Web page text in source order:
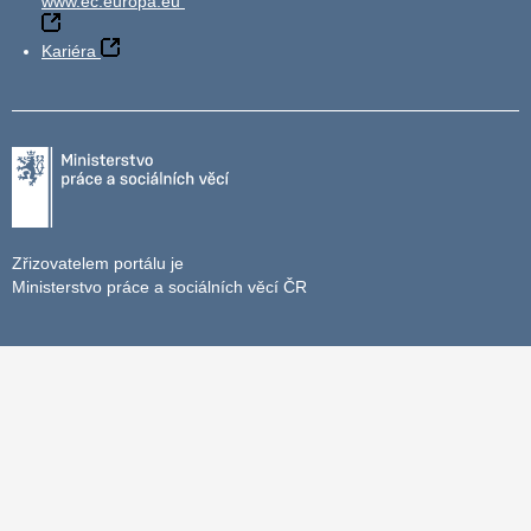
Kariéra
Zřizovatelem portálu je
Ministerstvo práce a sociálních věcí ČR